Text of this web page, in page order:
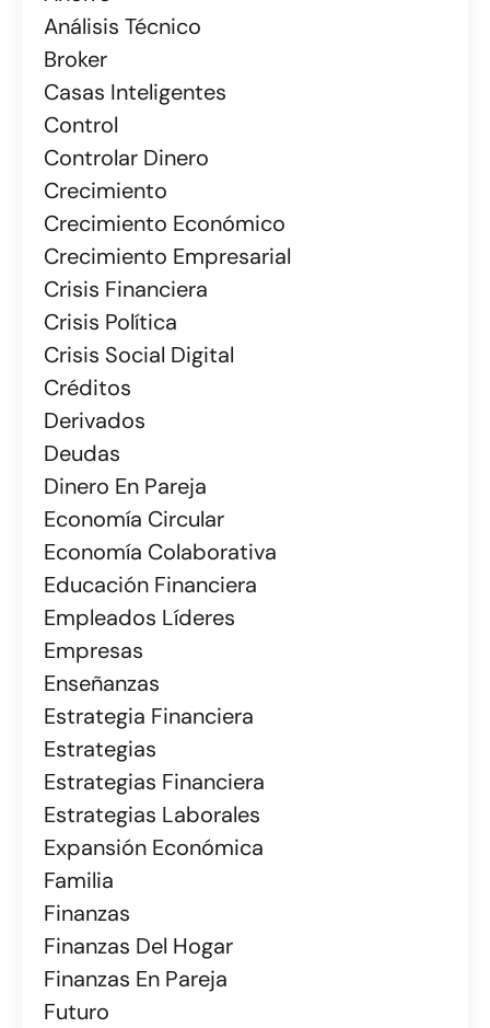
Análisis Técnico
Broker
Casas Inteligentes
Control
Controlar Dinero
Crecimiento
Crecimiento Económico
Crecimiento Empresarial
Crisis Financiera
Crisis Política
Crisis Social Digital
Créditos
Derivados
Deudas
Dinero En Pareja
Economía Circular
Economía Colaborativa
Educación Financiera
Empleados Líderes
Empresas
Enseñanzas
Estrategia Financiera
Estrategias
Estrategias Financiera
Estrategias Laborales
Expansión Económica
Familia
Finanzas
Finanzas Del Hogar
Finanzas En Pareja
Futuro